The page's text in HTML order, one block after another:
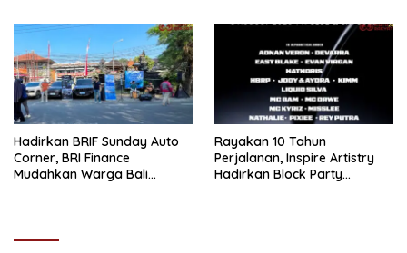
Pertama Magister ITSI
Hadirkan BRIF Sunday Auto
Corner, BRI Finance
Mudahkan Warga Bali
Rayakan 10 Tahun
Perjalanan, Inspire Artistry
Hadirkan Block Party